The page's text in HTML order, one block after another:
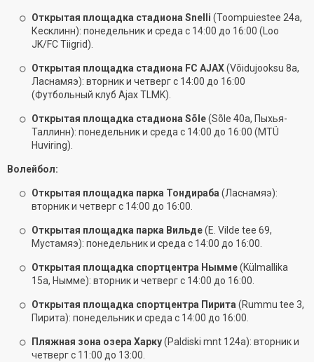
Открытая площадка стадиона Snelli (Toompuiestee 24a,
Кесклинн): понедельник и среда с 14:00 до 16:00 (Loo
JK/FC Tiigrid).
Открытая площадка стадиона FC AJAX(Võidujooksu 8a,
Ласнамяэ): вторник и четверг с 14:00 до 16:00
(Футбольный клуб Ajax TLMK).
Открытая площадка стадиона Sõle(Sõle 40a, Пыхья-
Таллинн): понедельник и среда с 14:00 до 16:00 (MTÜ
Huviring).
Волейбол:
Открытая площадка парка Тондираба (Ласнамяэ):
вторник и четверг с 14:00 до 16:00.
Открытая площадка парка Вильде(E. Vilde tee 69,
Мустамяэ): понедельник и среда с 14:00 до 16:00.
Открытая площадка спортцентра Нымме(Külmallika
15a, Нымме): вторник и четверг с 14:00 до 16:00.
Открытая площадка спортцентра Пирита (Rummu tee 3,
Пирита): понедельник и среда с 14:00 до 16:00.
Пляжная зона озера Харку(Paldiski mnt 124a): вторник и
четверг с 11:00 до 13:00.